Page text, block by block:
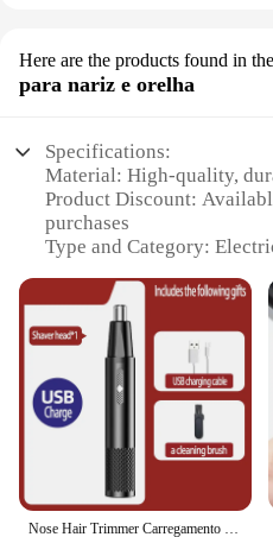
Here are the products found in the
para nariz e orelha
Specifications:
Material: High-quality,
Product Discount:
purchases
Type and Category:
Design and Style: Sleek,
handling
Usage and Purpose: Ideal
and maintaining cleanliness
Performance and
blades for efficient
Parts and Accessories:
attachments for versatile
Features:
**Effortless Grooming
Nose Hair Trimmer Carregamento USB Nova Alta Qualidade Elétrica Portátil Homens Mini Nariz Hair Trimmer